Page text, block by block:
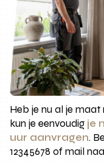
Heb je nu al je maat
kun je eenvoudig je
uur aanvragen.
12345678 of mail